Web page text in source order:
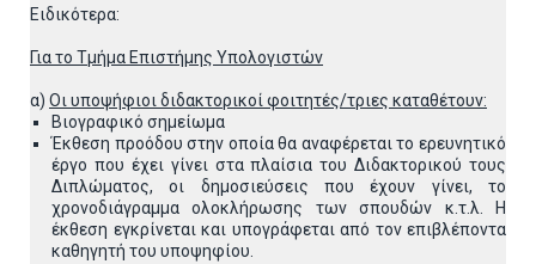
Ειδικότερα:
Για το Τμήμα Επιστήμης Υπολογιστών
α) Οι υποψήφιοι διδακτορικοί φοιτητές/τριες καταθέτουν:
Βιογραφικό σημείωμα
Έκθεση προόδου στην οποία θα αναφέρεται το ερευνητικό
έργο που έχει γίνει στα πλαίσια του Διδακτορικού τους
Διπλώματος, οι δημοσιεύσεις που έχουν γίνει, το
χρονοδιάγραμμα ολοκλήρωσης των σπουδών κ.τ.λ. Η
έκθεση εγκρίνεται και υπογράφεται από τον επιβλέποντα
καθηγητή του υποψηφίου.